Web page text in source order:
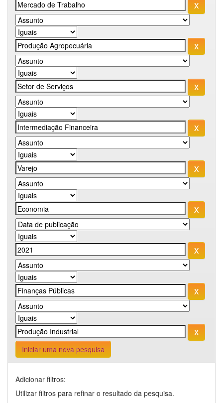
Iniciar uma nova pesquisa
Adicionar filtros:
Utilizar filtros para refinar o resultado da pesquisa.